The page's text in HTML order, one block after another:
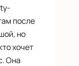
после
но
хочет
Она